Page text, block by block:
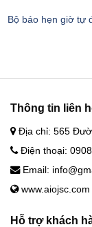
Bộ báo hẹn giờ tự
Thông tin liên
Địa chỉ: 565
Điện thoại:
Email:
www.aiojsc.com
Hỗ trợ khách